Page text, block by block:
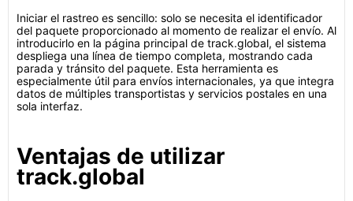
Iniciar el rastreo es sencillo: solo se necesita el identificador
del paquete proporcionado al momento de realizar el envío. Al
introducirlo en la página principal de track.global, el sistema
despliega una línea de tiempo completa, mostrando cada
parada y tránsito del paquete. Esta herramienta es
especialmente útil para envíos internacionales, ya que integra
datos de múltiples transportistas y servicios postales en una
sola interfaz.
Ventajas de utilizar
track.global